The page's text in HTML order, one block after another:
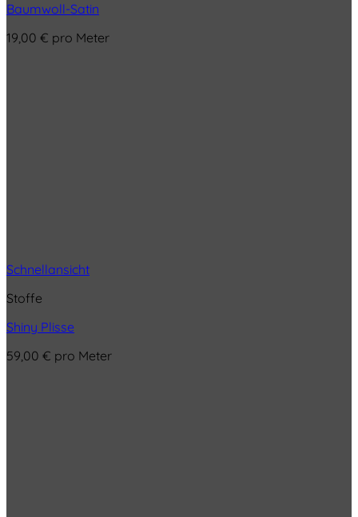
Baumwoll-Satin
19,00 € pro Meter
Schnellansicht
Stoffe
Shiny Plisse
59,00 € pro Meter